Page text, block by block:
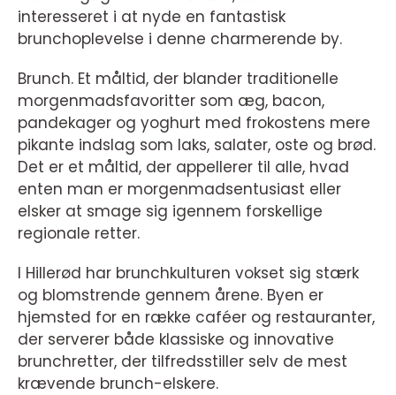
interesseret i at nyde en fantastisk
brunchoplevelse i denne charmerende by.
Brunch. Et måltid, der blander traditionelle
morgenmadsfavoritter som æg, bacon,
pandekager og yoghurt med frokostens mere
pikante indslag som laks, salater, oste og brød.
Det er et måltid, der appellerer til alle, hvad
enten man er morgenmadsentusiast eller
elsker at smage sig igennem forskellige
regionale retter.
I Hillerød har brunchkulturen vokset sig stærk
og blomstrende gennem årene. Byen er
hjemsted for en række caféer og restauranter,
der serverer både klassiske og innovative
brunchretter, der tilfredsstiller selv de mest
krævende brunch-elskere.